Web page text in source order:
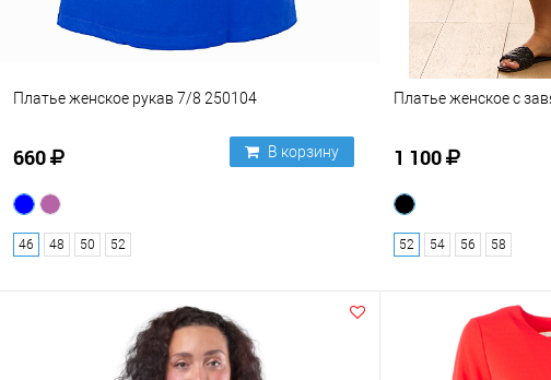
Платье женское рукав 7/8 250104
660 В корзину
46 48 50 52
Платье женское с
1 100
52 54 56 58